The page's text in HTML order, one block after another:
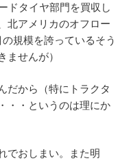
ドタイヤ部門を買収し
北アメリカのオフロー
規模を誇っているそう
ませんが）
だから（特にトラクタ
・・というのは理にか
でおしまい。また明